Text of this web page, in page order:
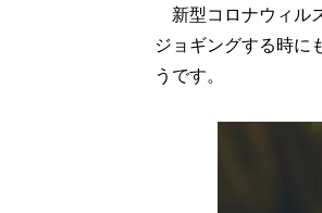
新型コロナウィル
ジョギングする時に
うです。